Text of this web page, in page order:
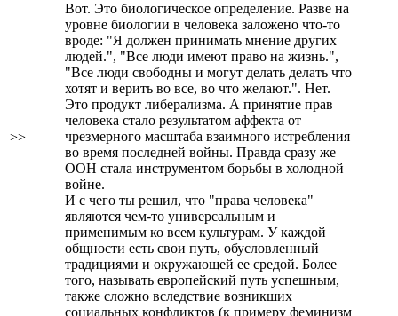
>>
Вот. Это биологическое определение. Разве на
уровне биологии в человека заложено что-то
вроде: "Я должен принимать мнение других
людей.", "Все люди имеют право на жизнь.",
"Все люди свободны и могут делать делать что
хотят и верить во все, во что желают.". Нет.
Это продукт либерализма. А принятие прав
человека стало результатом аффекта от
чрезмерного масштаба взаимного истребления
во время последней войны. Правда сразу же
ООН стала инструментом борьбы в холодной
войне.
И с чего ты решил, что "права человека"
являются чем-то универсальным и
применимым ко всем культурам. У каждой
общности есть свои путь, обусловленный
традициями и окружающей ее средой. Более
того, называть европейский путь успешным,
также сложно вследствие возникших
социальных конфликтов (к примеру феминизм